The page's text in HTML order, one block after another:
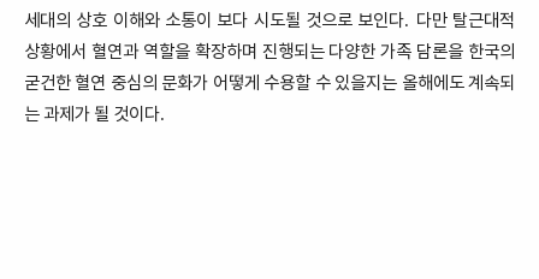
세대의 상호 이해와 소통이 보다 시도될 것으로 보인다. 다만 탈근대적
상황에서 혈연과 역할을 확장하며 진행되는 다양한 가족 담론을 한국의
굳건한 혈연 중심의 문화가 어떻게 수용할 수 있을지는 올해에도 계속되
는 과제가 될 것이다.